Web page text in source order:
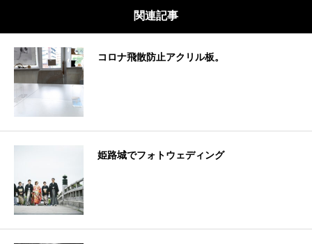
関連記事
コロナ飛散防止アクリル板。
姫路城でフォトウェディング